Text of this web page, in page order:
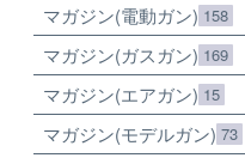
マガジン(電動ガン) 158
マガジン(ガスガン) 169
マガジン(エアガン) 15
マガジン(モデルガン) 73